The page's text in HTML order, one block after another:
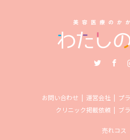
お問い合わせ 運営会社
プ
クリニック掲載依頼
ブ
売れコス